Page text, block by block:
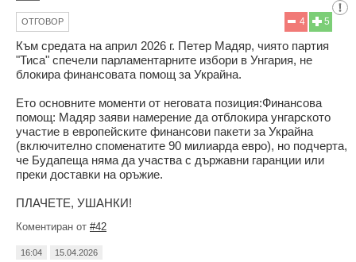
5
4
ОТГОВОР
Към средата на април 2026 г. Петер Мадяр, чиято партия
"Тиса" спечели парламентарните избори в Унгария, не
блокира финансовата помощ за Украйна.
Ето основните моменти от неговата позиция:Финансова
помощ: Мадяр заяви намерение да отблокира унгарското
участие в европейските финансови пакети за Украйна
(включително споменатите 90 милиарда евро), но подчерта,
че Будапеща няма да участва с държавни гаранции или
преки доставки на оръжие.
ПЛАЧЕТЕ, УШАНКИ!
Коментиран от #42
16:04 15.04.2026